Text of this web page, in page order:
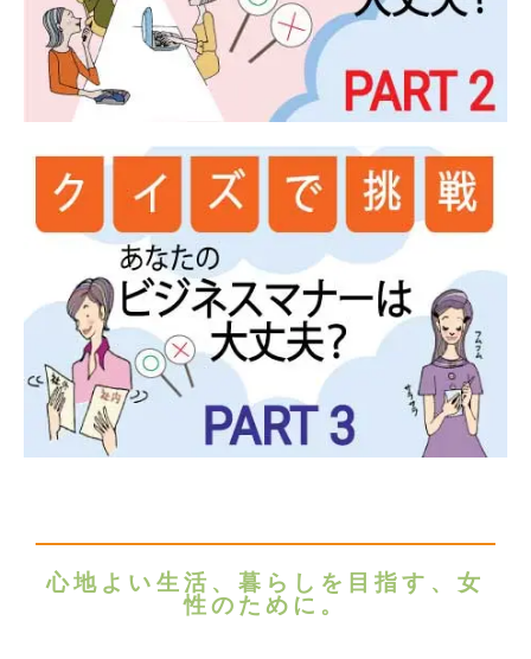
心地よい生活、暮らしを目指す、女
性のために。